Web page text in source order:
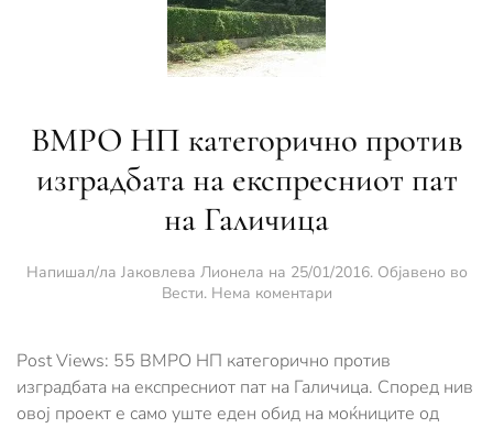
ВМРО НП категорично против
изградбата на експресниот пат
на Галичица
Напишал/ла Јаковлева Лионела на 25/01/2016. Објавено во
Вести. Нема коментариза
категорично
против
изградбата
на
Post Views: 55 ВМРО НП категорично против
изградбата на експресниот пат на Галичица. Според нив
овој проект е само уште еден обид на моќниците од